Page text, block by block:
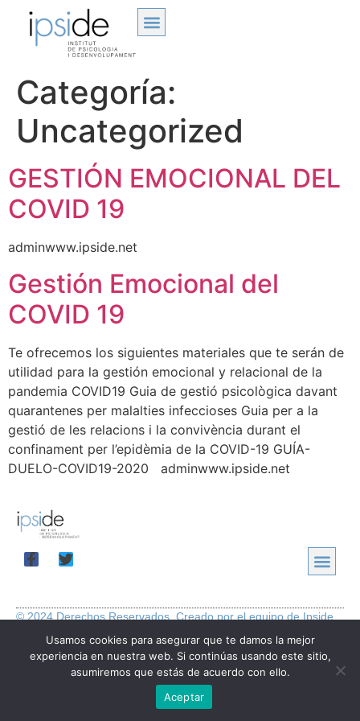
Categoría:
Uncategorized
GESTIÓN EMOCIONAL DEL
COVID 19
adminwww.ipside.net
Gestión Emocional del
COVID 19
Te ofrecemos los siguientes materiales que te serán de
utilidad para la gestión emocional y relacional de la
pandemia COVID19 Guia de gestió psicològica davant
quarantenes per malalties infeccioses Guia per a la
gestió de les relacions i la convivència durant el
confinament per l’epidèmia de la COVID-19 GUÍA-
DUELO-COVID19-2020 adminwww.ipside.net
© 2024 Derechos Reservados. Creado por el equipo de Ipside.
Usamos cookies para asegurar que te damos la mejor
experiencia en nuestra web. Si continúas usando este sitio,
asumiremos que estás de acuerdo con ello.
Aceptar